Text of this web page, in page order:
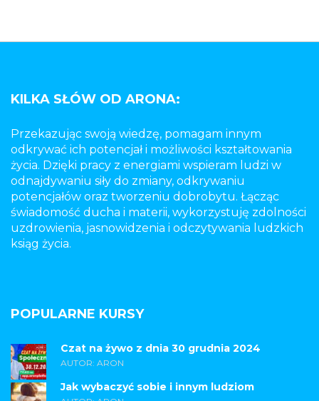
KILKA SŁÓW OD ARONA:
Przekazując swoją wiedzę, pomagam innym
odkrywać ich potencjał i możliwości kształtowania
życia. Dzięki pracy z energiami wspieram ludzi w
odnajdywaniu siły do zmiany, odkrywaniu
potencjałów oraz tworzeniu dobrobytu. Łącząc
świadomość ducha i materii, wykorzystuję zdolności
uzdrowienia, jasnowidzenia i odczytywania ludzkich
ksiąg życia.
POPULARNE KURSY
Czat na żywo z dnia 30 grudnia 2024
AUTOR: ARON
Jak wybaczyć sobie i innym ludziom